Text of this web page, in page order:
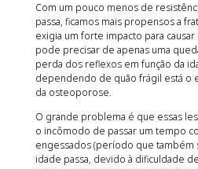
Com um pouco menos de
passa, ficamos mais propensos a
exigia um forte impacto para
pode precisar de apenas uma
perda dos reflexos em função da
dependendo de quão frágil está o
da osteoporose.
O grande problema é que essas
o incômodo de passar um tempo
engessados (período que também
idade passa, devido à dificuldade